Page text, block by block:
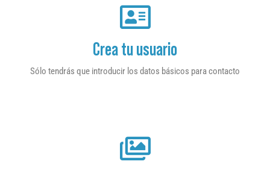
Crea tu usuario
Sólo tendrás que introducir los datos básicos para contacto